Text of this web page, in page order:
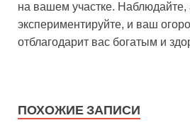
на вашем участке. Наблюдайте,
экспериментируйте, и ваш
отблагодарит вас богатым и
ПОХОЖИЕ ЗАПИСИ